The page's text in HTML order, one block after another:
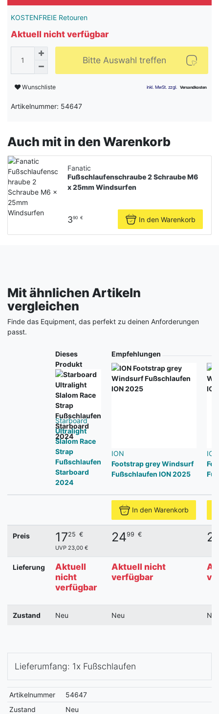
KOSTENFREIE Retouren
Aktuell nicht verfügbar
Bitte Auswahl treffen
Wunschliste
Artikelnummer: 54647
Auch mit in den Warenkorb
Fanatic
Fußschlaufenschraube 2 Schraube M6
x 25mm Windsurfen
390 € In den Warenkorb
Mit ähnlichen Artikeln
vergleichen
Finde das Equipment, das perfekt zu deinen Anforderungen
passt.
Dieses
Produkt
Starboard
Ultralight
Slalom Race
Strap
Fußschlaufen
Starboard
2024
Empfehlungen
ION
Footstrap grey Windsurf
Fußschlaufen ION 2025
ION
In den Warenkorb
Preis 1725 €
UVP 23,00 €
2499 €
Lieferung
Aktuell
nicht
verfügbar
Aktuell nicht
verfügbar
Zustand Neu Neu
Lieferumfang: 1x Fußschlaufen
Artikelnummer
54647
Zustand
Neu